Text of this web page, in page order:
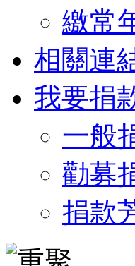
繳常
相關連
我要捐
一般
勸募
捐款